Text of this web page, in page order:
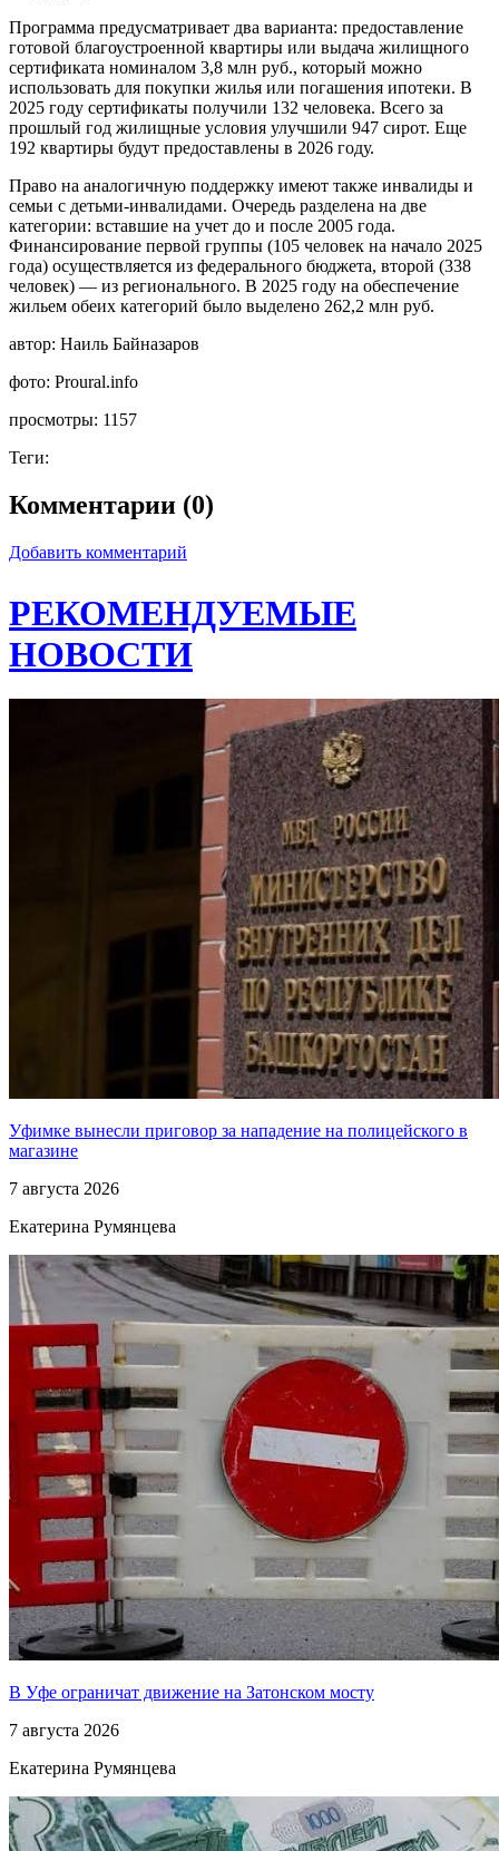
Программа предусматривает два варианта: предоставление
готовой благоустроенной квартиры или выдача жилищного
сертификата номиналом 3,8 млн руб., который можно
использовать для покупки жилья или погашения ипотеки. В
2025 году сертификаты получили 132 человека. Всего за
прошлый год жилищные условия улучшили 947 сирот. Еще
192 квартиры будут предоставлены в 2026 году.
Право на аналогичную поддержку имеют также инвалиды и
семьи с детьми-инвалидами. Очередь разделена на две
категории: вставшие на учет до и после 2005 года.
Финансирование первой группы (105 человек на начало 2025
года) осуществляется из федерального бюджета, второй (338
человек) — из регионального. В 2025 году на обеспечение
жильем обеих категорий было выделено 262,2 млн руб.
автор: Наиль Байназаров
фото: Proural.info
просмотры: 1157
Теги:
Комментарии (0)
Добавить комментарий
РЕКОМЕНДУЕМЫЕ
НОВОСТИ
Уфимке вынесли приговор за нападение на полицейского в
магазине
7 августа 2026
Екатерина Румянцева
В Уфе ограничат движение на Затонском мосту
7 августа 2026
Екатерина Румянцева